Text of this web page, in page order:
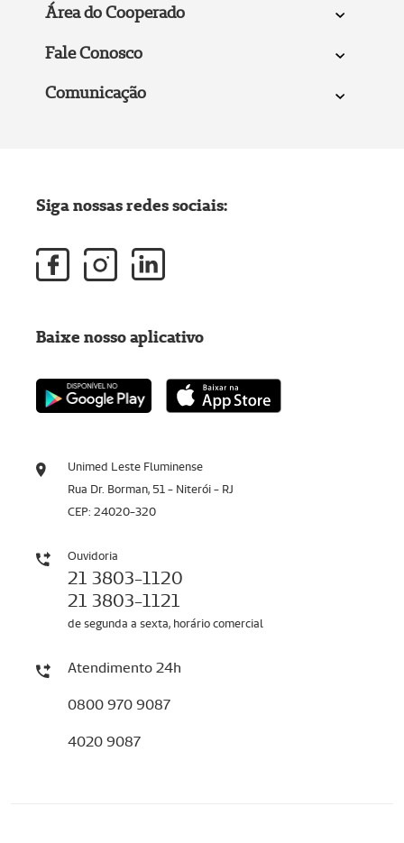
Área do Cooperado
Fale Conosco
Comunicação
Unimed Leste Fluminense
Rua Dr. Borman, 51 - Niterói - RJ
CEP: 24020-320
Ouvidoria
21 3803-1120
21 3803-1121
de segunda a sexta, horário comercial
Atendimento 24h
0800 970 9087
4020 9087
Siga nossas redes sociais:
Baixe nosso aplicativo